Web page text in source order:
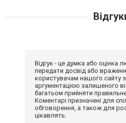
Відгук - це думка або оцінка
передати досвід або
користувачам нашого сайту
аргументацією залишеного
багатьом прийняти
Коментарі призначені для
обговорення, а також для
цікавлять.